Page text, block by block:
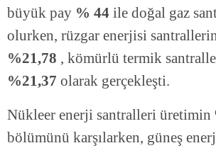
büyük pay % 44 ile doğal gaz
olurken, rüzgar enerjisi
%21,78 , kömürlü termik
%21,37 olarak gerçekleşti.
Nükleer enerji santralleri üretimin
bölümünü karşılarken, güneş